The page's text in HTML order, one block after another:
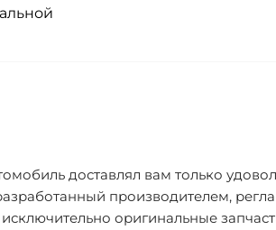
доставлял вам только
производителем,
оригинальные